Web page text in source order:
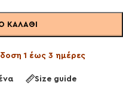
ΚΑΛΆΘΙ
1 έως 3 ημέρες
Size guide